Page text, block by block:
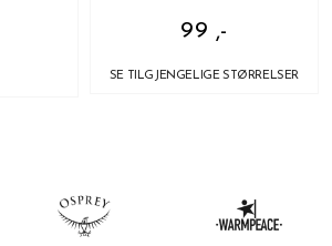
99 ,-
SE TILGJENGELIGE STØRRELSER